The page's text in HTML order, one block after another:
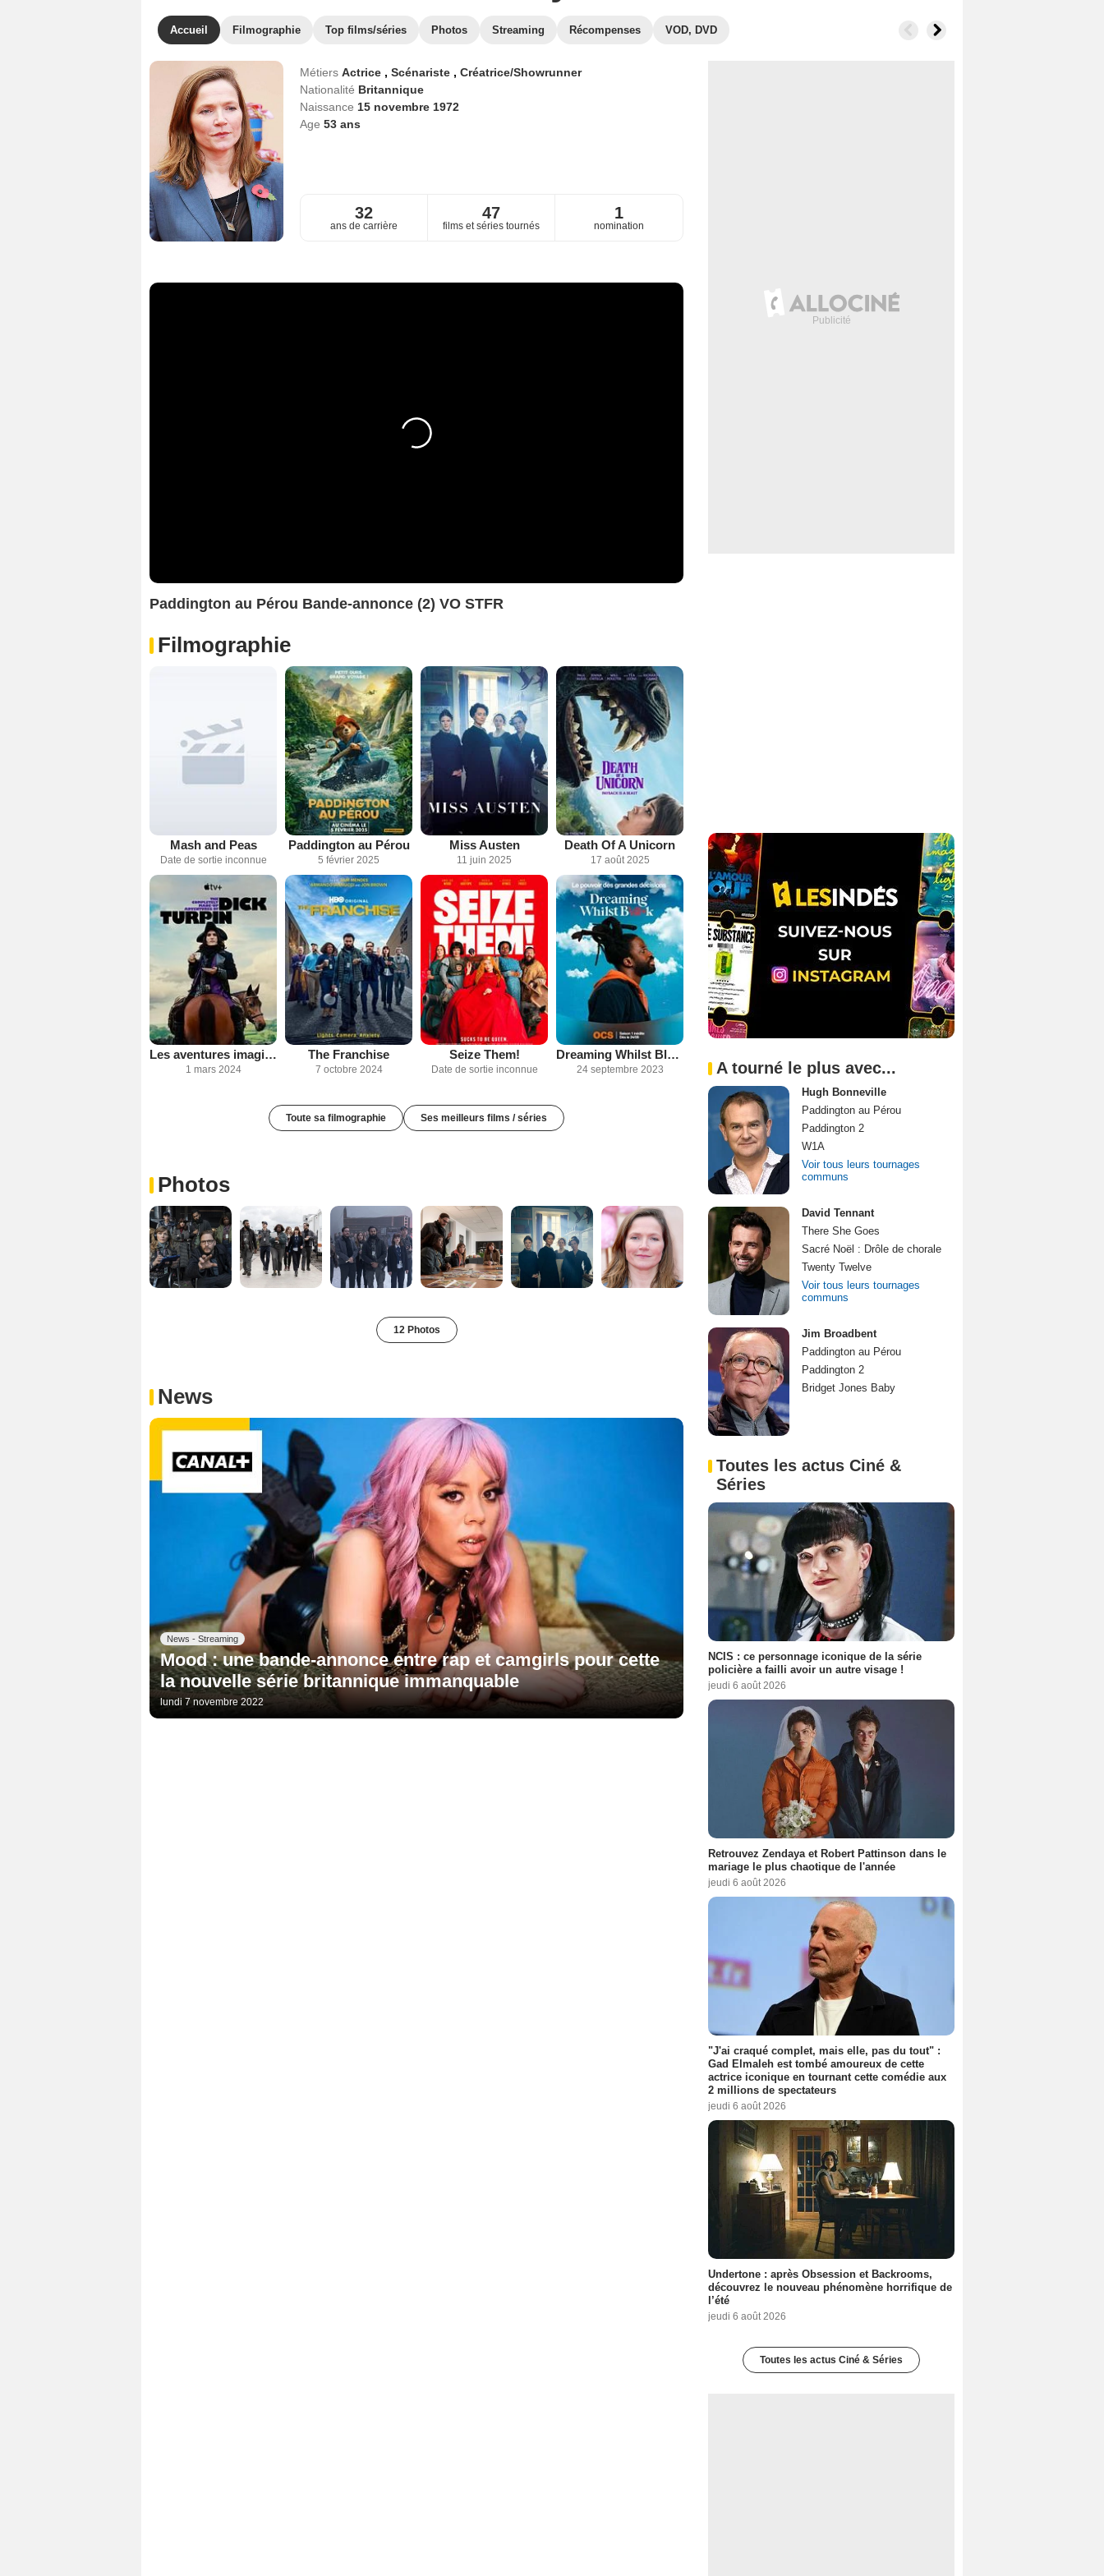
Accueil Filmographie Top films/séries Photos Streaming Récompenses VOD, DVD
Métiers Actrice , Scénariste , Créatrice/Showrunner
Nationalité Britannique
Naissance 15 novembre 1972
Age 53ans
32
ans de carrière
47
films et séries tournés
1
nomination
Paddington au Pérou Bande-annonce (2) VO STFR
Filmographie
Mash and Peas
Date de sortie inconnue
Paddington au Pérou
5 février 2025
Miss Austen
11 juin 2025
Death Of A Unicorn
17 août 2025
Les aventures imaginaires de Dick Turpin
1 mars 2024
The Franchise
7 octobre 2024
Seize Them!
Date de sortie inconnue
Dreaming Whilst Black
24 septembre 2023
Toute sa filmographie Ses meilleurs films / séries
Photos
12 Photos
News
News - Streaming
Mood : une bande-annonce entre rap et camgirls pour cette
la nouvelle série britannique immanquable
lundi 7 novembre 2022
A tourné le plus avec...
Hugh Bonneville
Paddington au Pérou
Paddington 2
W1A
Voir tous leurs tournages
communs
David Tennant
There She Goes
Sacré Noël : Drôle de chorale
Twenty Twelve
Voir tous leurs tournages
communs
Jim Broadbent
Paddington au Pérou
Paddington 2
Bridget Jones Baby
Toutes les actus Ciné &
Séries
NCIS : ce personnage iconique de la série
policière a failli avoir un autre visage !
jeudi 6 août 2026
Retrouvez Zendaya et Robert Pattinson dans le
mariage le plus chaotique de l'année
jeudi 6 août 2026
"J'ai craqué complet, mais elle, pas du tout" :
Gad Elmaleh est tombé amoureux de cette
actrice iconique en tournant cette comédie aux
2 millions de spectateurs
jeudi 6 août 2026
Undertone : après Obsession et Backrooms,
découvrez le nouveau phénomène horrifique de
l’été
jeudi 6 août 2026
Toutes les actus Ciné & Séries